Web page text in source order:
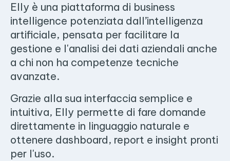
Elly è una piattaforma di business
intelligence potenziata dall’intelligenza
artificiale, pensata per facilitare la
gestione e l'analisi dei dati aziendali anche
a chi non ha competenze tecniche
avanzate.
Grazie alla sua interfaccia semplice e
intuitiva, Elly permette di fare domande
direttamente in linguaggio naturale e
ottenere dashboard, report e insight pronti
per l'uso.